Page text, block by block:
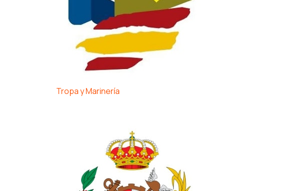
Tropa y Marinería